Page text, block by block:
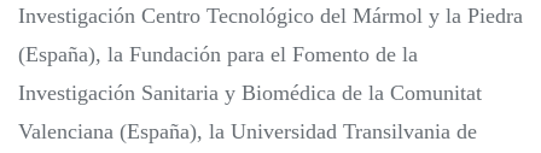
Investigación Centro Tecnológico del Mármol y la Piedra
(España), la Fundación para el Fomento de la
Investigación Sanitaria y Biomédica de la Comunitat
Valenciana (España), la Universidad Transilvania de